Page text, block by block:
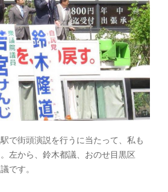
で街頭演説を行うに当たって、私も
左から、鈴木都議、おのせ目黒区
です。